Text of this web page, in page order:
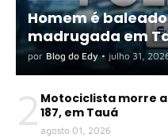
Homem é
madrugada em
por Blog do Edy • julho 31,
2 Motociclista morre
187, em Tauá
agosto 01, 2026